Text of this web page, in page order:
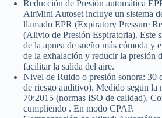
Reducción de Presión automática
AirMini Autoset incluye un sistema
llamado EPR (Expiratory Pressure
(Alivio de Presión Espiratoria). Este
de la apnea de sueño más cómoda y
de la exhalación y reducir la presión
facilitar la salida del aire.
Nivel de Ruido o presión sonora: 30
de riesgo auditivo). Medido según la
70:2015 (normas ISO de calidad).
cumpliendo . En modo CPAP.